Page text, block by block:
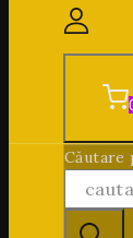
Căutare